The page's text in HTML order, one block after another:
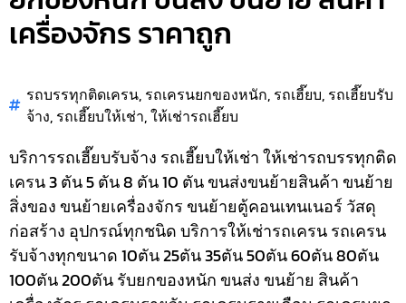
เครื่องจักร ราคาถูก
รถบรรทุกติดเครน, รถเครนยกของหนัก, รถเฮี๊ยบ, รถเฮี๊ยบรับ
จ้าง, รถเฮี๊ยบให้เช่า,ให้เช่ารถเฮี๊ยบ
บริการรถเฮี๊ยบรับจ้าง รถเฮี๊ยบให้เช่า ให้เช่ารถบรรทุกติด
เครน 3 ตัน 5 ตัน 8 ตัน 10 ตัน ขนส่งขนย้ายสินค้า ขนย้าย
สิ่งของ ขนย้ายเครื่องจักร ขนย้ายตู้คอนเทนเนอร์ วัสดุ
ก่อสร้าง อุปกรณ์ทุกชนิดบริการให้เช่ารถเครน รถเครน
รับจ้างทุกขนาด 10ตัน 25ตัน 35ตัน 50ตัน 60ตัน 80ตัน
100ตัน 200ตัน รับยกของหนัก ขนส่ง ขนย้าย สินค้า